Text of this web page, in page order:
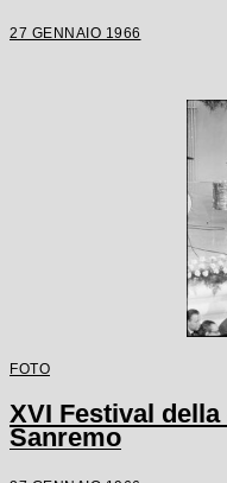
27 GENNAIO 1966
FOTO
XVI Festival
Sanremo